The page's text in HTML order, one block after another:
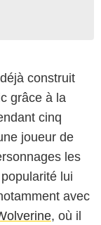
construit
grâce à la
cinq
joueur de
les
lui
avec
, où il